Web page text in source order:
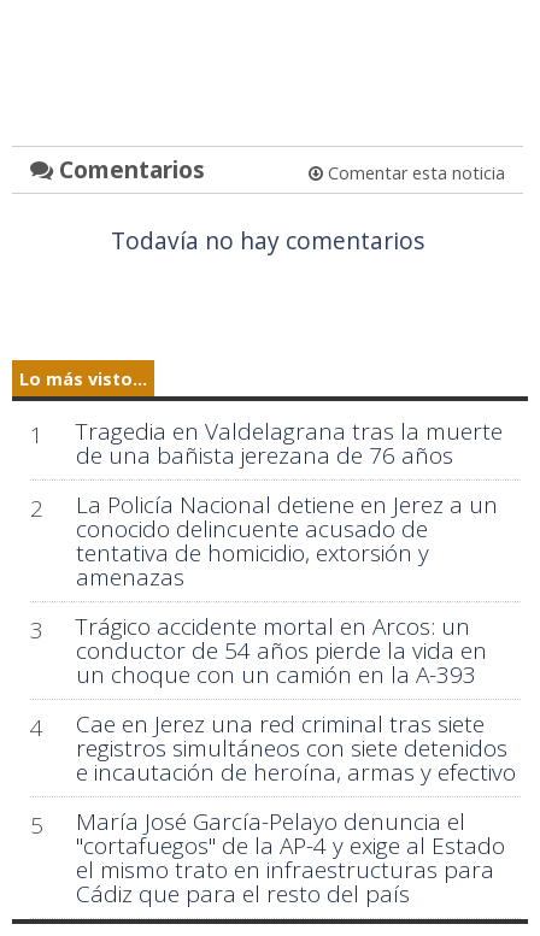
Comentarios Comentar esta noticia
Todavía no hay comentarios
Lo más visto...
1 Tragedia en Valdelagrana tras la muerte
de una bañista jerezana de 76 años
2
La Policía Nacional detiene en Jerez a un
conocido delincuente acusado de
tentativa de homicidio, extorsión y
amenazas
3
Trágico accidente mortal en Arcos: un
conductor de 54 años pierde la vida en
un choque con un camión en la A-393
4
Cae en Jerez una red criminal tras siete
registros simultáneos con siete detenidos
e incautación de heroína, armas y efectivo
5
María José García-Pelayo denuncia el
"cortafuegos" de la AP-4 y exige al Estado
el mismo trato en infraestructuras para
Cádiz que para el resto del país